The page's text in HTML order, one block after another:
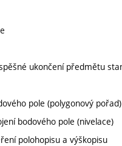
ukončení předmětu
pole (polygonový pořad)
bodového pole (nivelace)
polohopisu a výškopisu